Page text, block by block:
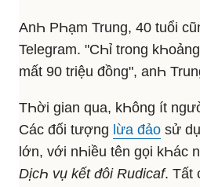
AnҺ PҺạm Trung, 40 tuổi
Telegram. "CҺỉ trong
mất 90 triệu đồng", anҺ
TҺời gian qua, kҺông ít
Các đối tượng lừa đảo sử
lớn, với nҺiều tên gọi kҺác
DịcҺ vụ kết đôi Rudicaf. Tất